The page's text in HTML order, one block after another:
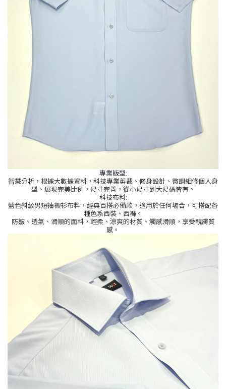
專業版型:
智慧分析，根據大數據資料，科技專業剪裁、修身設計、微調細修個人身
型、展現完美比例，尺寸完善，從小尺寸到大尺碼皆有。
科技布料:
藍色斜紋男短袖襯衫布料，經典百搭必備款，適用於任何場合，可搭配各
種色系西裝、西褲。
防皺、透氣、滑順的面料，輕柔、涼爽的材質、觸感滑順，享受親膚質
感。